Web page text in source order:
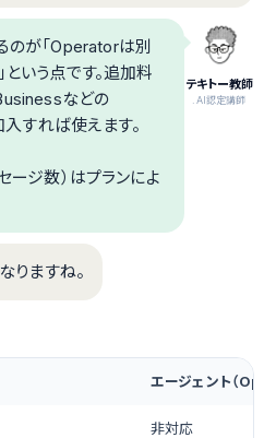
テキトー教師
.AI認定講師
のが「Operatorは別
いう点です。追加料
などの
すれば使えます。
ージ数）はプランによ
りますね。
エージェント（
非対応